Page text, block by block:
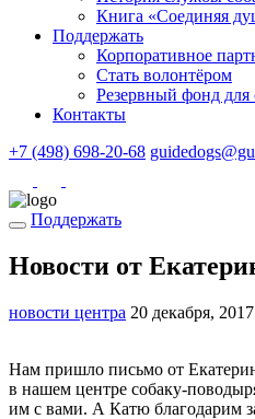
Книга «Соединяя
Поддержать
Корпоративное
Стать волонтёром
Резервный фонд для
Контакты
+7 (498) 698-20-68
Поддержать
Новости от
новости центра 20 декабря, 2017
Нам пришло письмо от
в нашем центре собаку-
им с вами. А Катю благодарим